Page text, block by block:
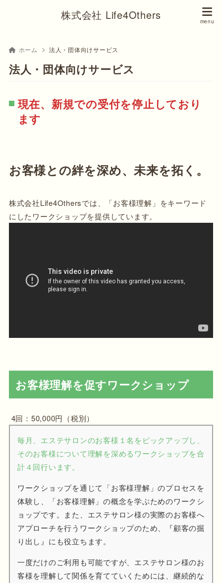
株式会社 Life4Others
ホーム 法人・団体向けサービス
法人・団体向けサービス
現在、新規での受付を停止しており
ます
お客様との絆を深め、未来を拓く。
株式会社Life4Othersでは、「お客様理解」をキーワード
にしたワークショップを提供しています。
お客様理解を促すワークショップ
4回：50,000円（税別）
毎月、エステサロンのお客様１名をピックアップし、
そのお客様について理解を深めるワークショップを合
計４回行います。
ワークショップを通じて「お客様理解」のプロセスを
体験し、「お客様理解」の概念を学ぶためのワークシ
ョップです。また、エステサロン様の実際のお客様へ
アプローチを行うワークショップのため、『顧客の掘
り出し』にも役立ちます。
一度だけのご利用も可能ですが、エステサロン様のお
客様を理解して関係を育てていくためには、継続的な